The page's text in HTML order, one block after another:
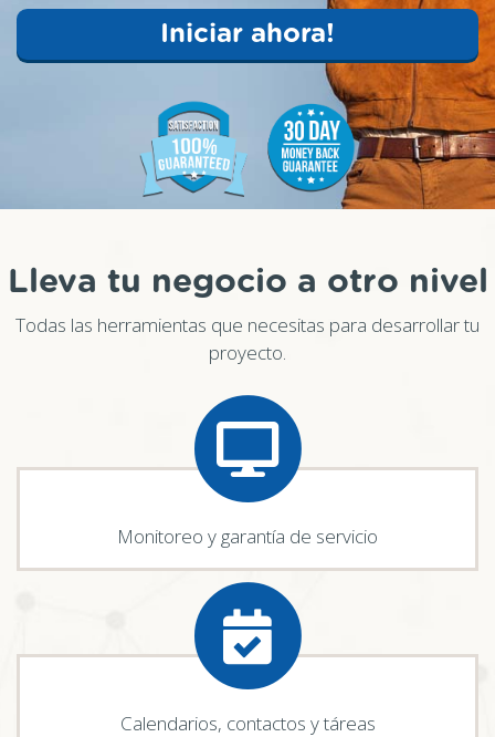
Iniciar ahora!
Lleva tu negocio a otro nivel
Todas las herramientas que necesitas para desarrollar tu
proyecto.
Monitoreo y garantía de servicio
Calendarios, contactos y táreas